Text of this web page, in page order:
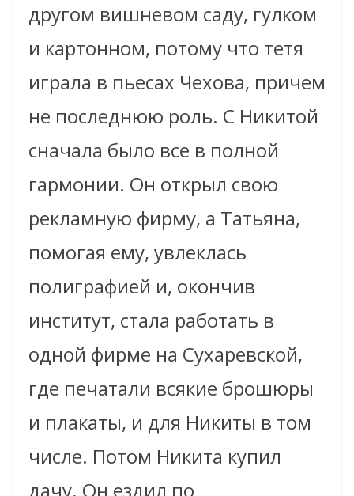
другом вишневом саду, гулком
и картонном, потому что тетя
играла в пьесах Чехова, причем
не последнюю роль. С Никитой
сначала было все в полной
гармонии. Он открыл свою
рекламную фирму, а Татьяна,
помогая ему, увлеклась
полиграфией и, окончив
институт, стала работать в
одной фирме на Сухаревской,
где печатали всякие брошюры
и плакаты, и для Никиты в том
числе. Потом Никита купил
дачу. Он ездил по